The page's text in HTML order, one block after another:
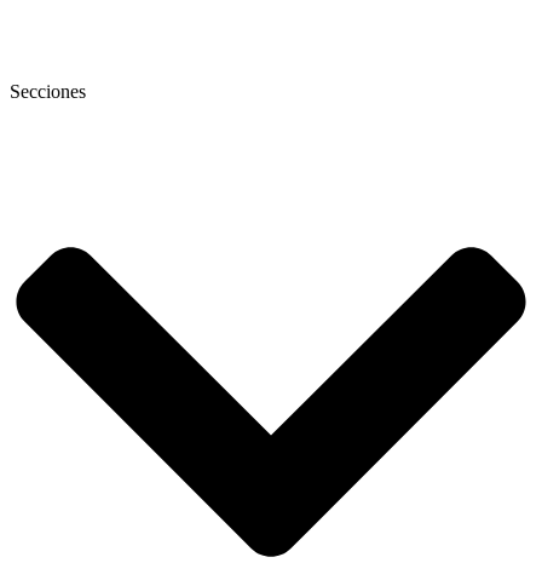
Secciones